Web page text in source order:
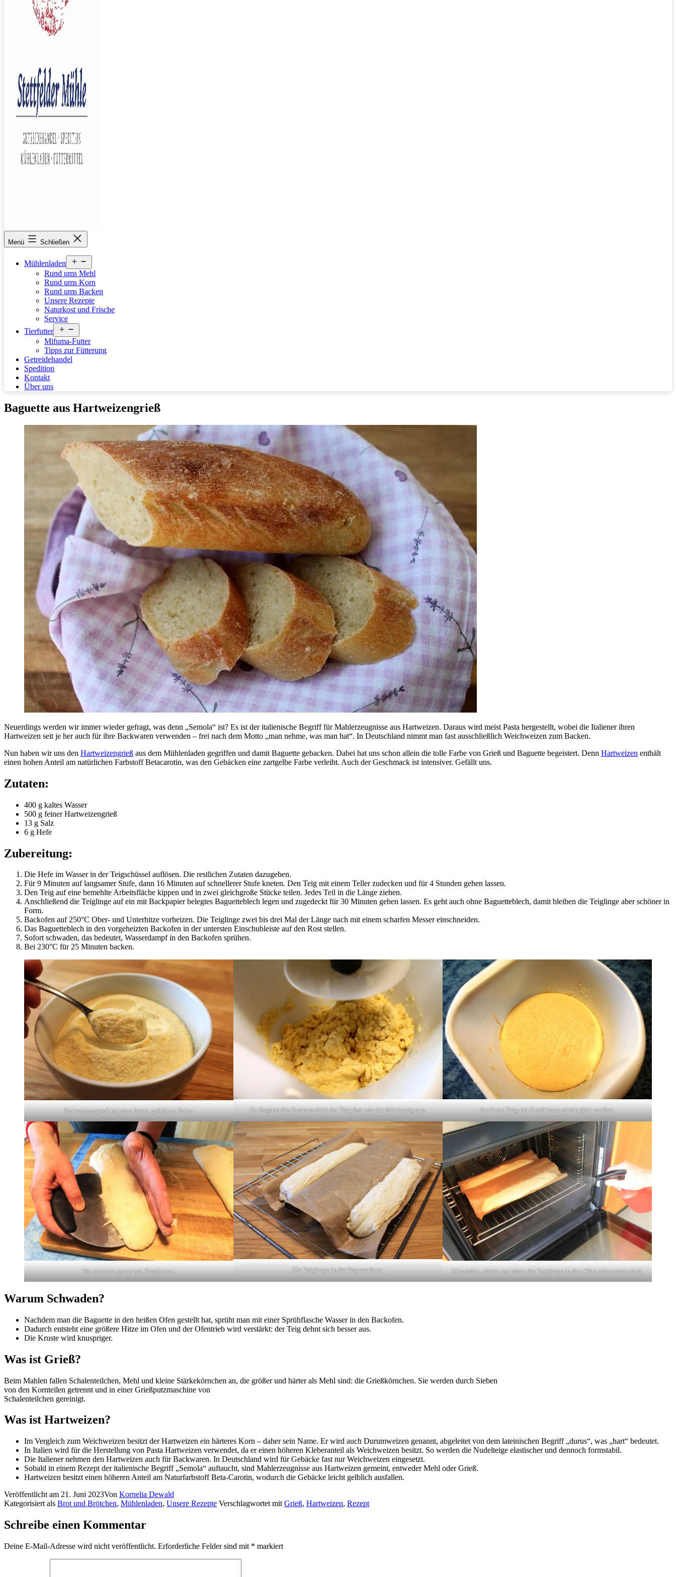
stettfelder-
muehle.de
Menü Schließen
Mühlenladen
öffnen
Rund ums Mehl
Rund ums Korn
Rund ums Backen
Unsere Rezepte
Naturkost und Frische
Service
Tierfutter
öffnen
Mifuma-Futter
Tipps zur Fütterung
Getreidehandel
Spedition
Kontakt
Über uns
Baguette aus Hartweizengrieß
Neuerdings werden wir immer wieder gefragt, was denn „Semola“ ist? Es ist der italienische Begriff für Mahlerzeugnisse aus Hartweizen. Daraus wird meist Pasta hergestellt, wobei die Italiener ihren
Hartweizen seit je her auch für ihre Backwaren verwenden – frei nach dem Motto „man nehme, was man hat“. In Deutschland nimmt man fast ausschließlich Weichweizen zum Backen.
Nun haben wir uns den Hartweizengrieß aus dem Mühlenladen gegriffen und damit Baguette gebacken. Dabei hat uns schon allein die tolle Farbe von Grieß und Baguette begeistert. Denn Hartweizen enthält
einen hohen Anteil am natürlichen Farbstoff Betacarotin, was den Gebäcken eine zartgelbe Farbe verleiht. Auch der Geschmack ist intensiver. Gefällt uns.
Zutaten:
400 g kaltes Wasser
500 g feiner Hartweizengrieß
13 g Salz
6 g Hefe
Zubereitung:
Die Hefe im Wasser in der Teigschüssel auflösen. Die restlichen Zutaten dazugeben.
Für 9 Minuten auf langsamer Stufe, dann 16 Minuten auf schnellerer Stufe kneten. Den Teig mit einem Teller zudecken und für 4 Stunden gehen lassen.
Den Teig auf eine bemehlte Arbeitsfläche kippen und in zwei gleichgroße Stücke teilen. Jedes Teil in die Länge ziehen.
Anschließend die Teiglinge auf ein mit Backpapier belegtes Baguetteblech legen und zugedeckt für 30 Minuten gehen lassen. Es geht auch ohne Baguetteblech, damit bleiben die Teiglinge aber schöner in
Form.
Backofen auf 250°C Ober- und Unterhitze vorheizen. Die Teiglinge zwei bis drei Mal der Länge nach mit einem scharfen Messer einschneiden.
Das Baguetteblech in den vorgeheizten Backofen in der untersten Einschubleiste auf den Rost stellen.
Sofort schwaden, das bedeutet, Wasserdampf in den Backofen sprühen.
Bei 230°C für 25 Minuten backen.
Hartweizengrieß hat eine leicht gelbliche Farbe Zu Beginn des Knetens sieht der Teig fast wie ein Mürbeteig aus. Auch ein Teig mit Grieß kann schön glatt werden.
Wir arbeiten gerne mit Teigkarten. Die Teiglinge in der Baguettform. Schwaden, gleich nachdem die Teiglinge in den Ofen gekommen sind.
Warum Schwaden?
Nachdem man die Baguette in den heißen Ofen gestellt hat, sprüht man mit einer Sprühflasche Wasser in den Backofen.
Dadurch entsteht eine größere Hitze im Ofen und der Ofentrieb wird verstärkt: der Teig dehnt sich besser aus.
Die Kruste wird knuspriger.
Was ist Grieß?
Beim Mahlen fallen Schalenteilchen, Mehl und kleine Stärkekörnchen an, die größer und härter als Mehl sind: die Grießkörnchen. Sie werden durch Sieben
von den Kornteilen getrennt und in einer Grießputzmaschine von
Schalenteilchen gereinigt.
Was ist Hartweizen?
Im Vergleich zum Weichweizen besitzt der Hartweizen ein härteres Korn – daher sein Name. Er wird auch Durumweizen genannt, abgeleitet von dem lateinischen Begriff „durus“, was „hart“ bedeutet.
In Italien wird für die Herstellung von Pasta Hartweizen verwendet, da er einen höheren Kleberanteil als Weichweizen besitzt. So werden die Nudelteige elastischer und dennoch formstabil.
Die Italiener nehmen den Hartweizen auch für Backwaren. In Deutschland wird für Gebäcke fast nur Weichweizen eingesetzt.
Sobald in einem Rezept der italienische Begriff „Semola“ auftaucht, sind Mahlerzeugnisse aus Hartweizen gemeint, entweder Mehl oder Grieß.
Hartweizen besitzt einen höheren Anteil am Naturfarbstoff Beta-Carotin, wodurch die Gebäcke leicht gelblich ausfallen.
Veröffentlicht am 21. Juni 2023Von Kornelia Dewald
Kategorisiert als Brot und Brötchen, Mühlenladen, Unsere Rezepte Verschlagwortet mit Grieß, Hartweizen, Rezept
Schreibe einen Kommentar
Deine E-Mail-Adresse wird nicht veröffentlicht. Erforderliche Felder sind mit * markiert